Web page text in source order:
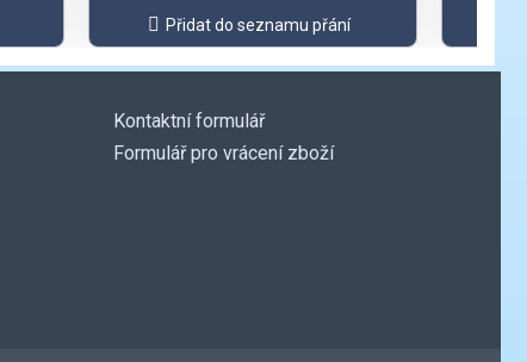
Přidat do seznamu přání
Kontaktní formulář
Formulář pro vrácení zboží